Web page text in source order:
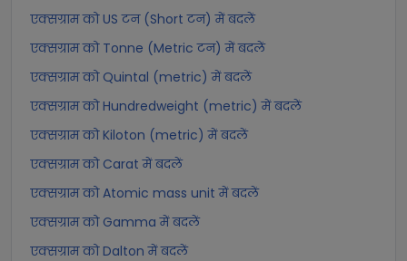
एक्सग्राम को US टन (Short टन) में बदलें
एक्सग्राम को Tonne (Metric टन) में बदलें
एक्सग्राम को Quintal (metric) में बदलें
एक्सग्राम को Hundredweight (metric) में बदलें
एक्सग्राम को Kiloton (metric) में बदलें
एक्सग्राम को Carat में बदलें
एक्सग्राम को Atomic mass unit में बदलें
एक्सग्राम को Gamma में बदलें
एक्सग्राम को Dalton में बदलें